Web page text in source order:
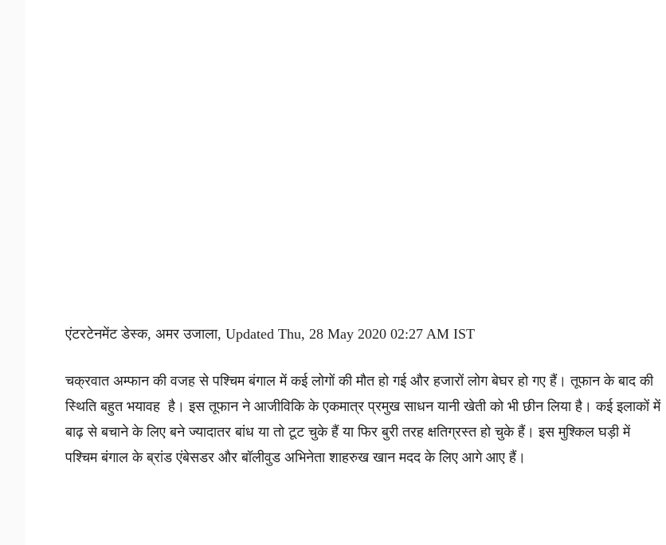
एंटरटेनमेंट डेस्क, अमर उजाला, Updated Thu, 28 May 2020 02:27 AM IST
चक्रवात अम्फान की वजह से पश्चिम बंगाल में कई लोगों की मौत हो गई और हजारों लोग बेघर हो गए हैं। तूफान के बाद की
स्थिति बहुत भयावह है। इस तूफान ने आजीविकि के एकमात्र प्रमुख साधन यानी खेती को भी छीन लिया है। कई इलाकों में
बाढ़ से बचाने के लिए बने ज्यादातर बांध या तो टूट चुके हैं या फिर बुरी तरह क्षतिग्रस्त हो चुके हैं। इस मुश्किल घड़ी में
पश्चिम बंगाल के ब्रांड एंबेसडर और बॉलीवुड अभिनेता शाहरुख खान मदद के लिए आगे आए हैं।